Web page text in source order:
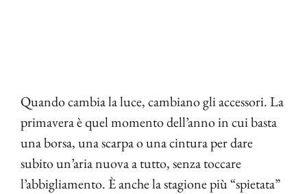
Quando cambia la luce, cambiano gli accessori. La
primavera è quel momento dell’anno in cui basta
una borsa, una scarpa o una cintura per dare
subito un’aria nuova a tutto, senza toccare
l’abbigliamento. È anche la stagione più “spietata”